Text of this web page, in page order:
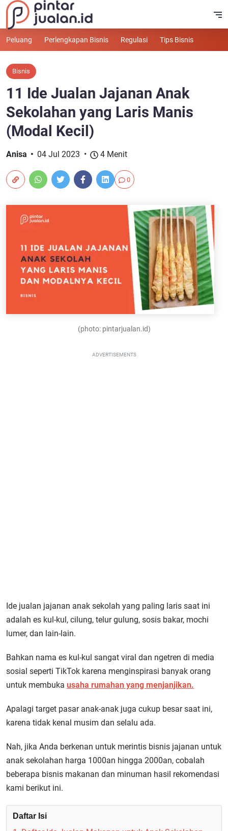
Peluang Perlengkapan Bisnis Regulasi Tips Bisnis
Bisnis
11 Ide Jualan Jajanan Anak
Sekolahan yang Laris Manis
(Modal Kecil)
Anisa 04 Jul 2023 4 Menit
0
(photo: pintarjualan.id)
ADVERTISEMENTS
Ide jualan jajanan anak sekolah yang paling laris saat ini
adalah es kul-kul, cilung, telur gulung, sosis bakar, mochi
lumer, dan lain-lain.
Bahkan nama es kul-kul sangat viral dan ngetren di media
sosial seperti TikTok karena menginspirasi banyak orang
untuk membuka usaha rumahan yang menjanjikan.
Apalagi target pasar anak-anak juga cukup besar saat ini,
karena tidak kenal musim dan selalu ada.
Nah, jika Anda berkenan untuk merintis bisnis jajanan untuk
anak sekolahan harga 1000an hingga 2000an, cobalah
beberapa bisnis makanan dan minuman hasil rekomendasi
kami berikut ini.
Daftar Isi